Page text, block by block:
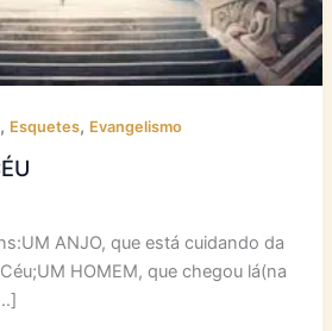
, Esquetes, Evangelismo
ANJO, que está cuidando da
HOMEM, que chegou lá(na